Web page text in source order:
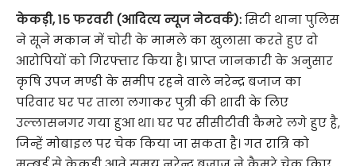
केकड़ी,15 फरवरी (आदित्य न्यूज नेटवर्क):सिटी थाना पुलिस
ने सूने मकान में चोरी के मामले का खुलासा करते हुए दो
आरोपियों को गिरफ्तार किया है। प्राप्त जानकारी के अनुसार
कृषि उपज मण्डी के समीप रहने वाले नरेन्द्र बजाज का
परिवार घर पर ताला लगाकर पुत्री की शादी के लिए
उल्लासनगर गया हुआ था। घर पर सीसीटीवी कैमरे लगे हुए है,
जिन्हें मोबाइल पर चेक किया जा सकता है। गत रात्रि को